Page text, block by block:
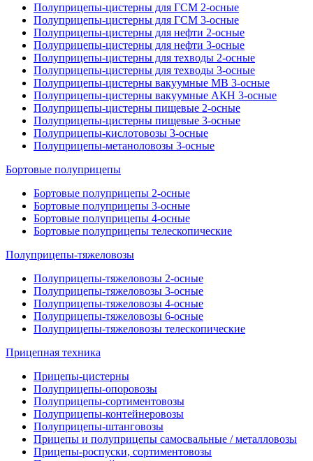
Полуприцепы-цистерны для ГСМ 2-осные
Полуприцепы-цистерны для ГСМ 3-осные
Полуприцепы-цистерны для нефти 2-осные
Полуприцепы-цистерны для нефти 3-осные
Полуприцепы-цистерны для техводы 2-осные
Полуприцепы-цистерны для техводы 3-осные
Полуприцепы-цистерны вакуумные МВ 3-осные
Полуприцепы-цистерны вакуумные АКН 3-осные
Полуприцепы-цистерны пищевые 2-осные
Полуприцепы-цистерны пищевые 3-осные
Полуприцепы-кислотовозы 3-осные
Полуприцепы-метаноловозы 3-осные
Бортовые полуприцепы
Бортовые полуприцепы 2-осные
Бортовые полуприцепы 3-осные
Бортовые полуприцепы 4-осные
Бортовые полуприцепы телескопические
Полуприцепы-тяжеловозы
Полуприцепы-тяжеловозы 2-осные
Полуприцепы-тяжеловозы 3-осные
Полуприцепы-тяжеловозы 4-осные
Полуприцепы-тяжеловозы 6-осные
Полуприцепы-тяжеловозы телескопические
Прицепная техника
Прицепы-цистерны
Полуприцепы-опоровозы
Полуприцепы-сортиментовозы
Полуприцепы-контейнеровозы
Полуприцепы-штанговозы
Прицепы и полуприцепы самосвальные / металловозы
Прицепы-роспуски, сортиментовозы